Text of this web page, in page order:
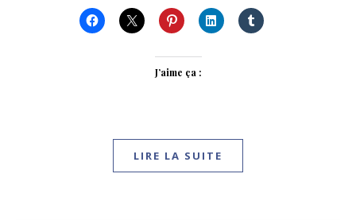
J’aime ça :
LIRE LA SUITE